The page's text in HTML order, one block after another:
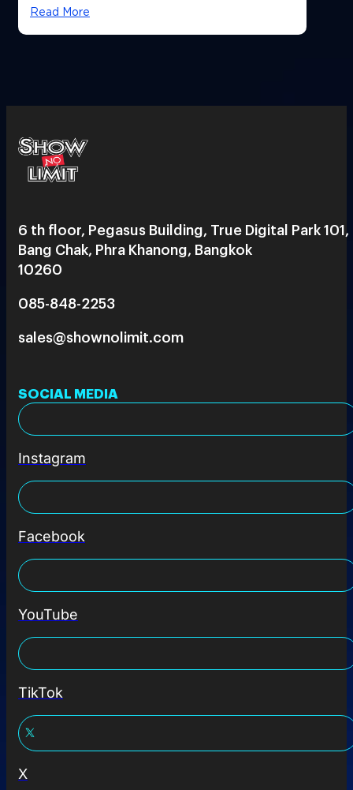
Read More
6 th floor, Pegasus Building, True Digital Park 101,
Bang Chak, Phra Khanong, Bangkok
10260
085-848-2253
sales@shownolimit.com
SOCIAL MEDIA
Instagram
Facebook
YouTube
TikTok
X